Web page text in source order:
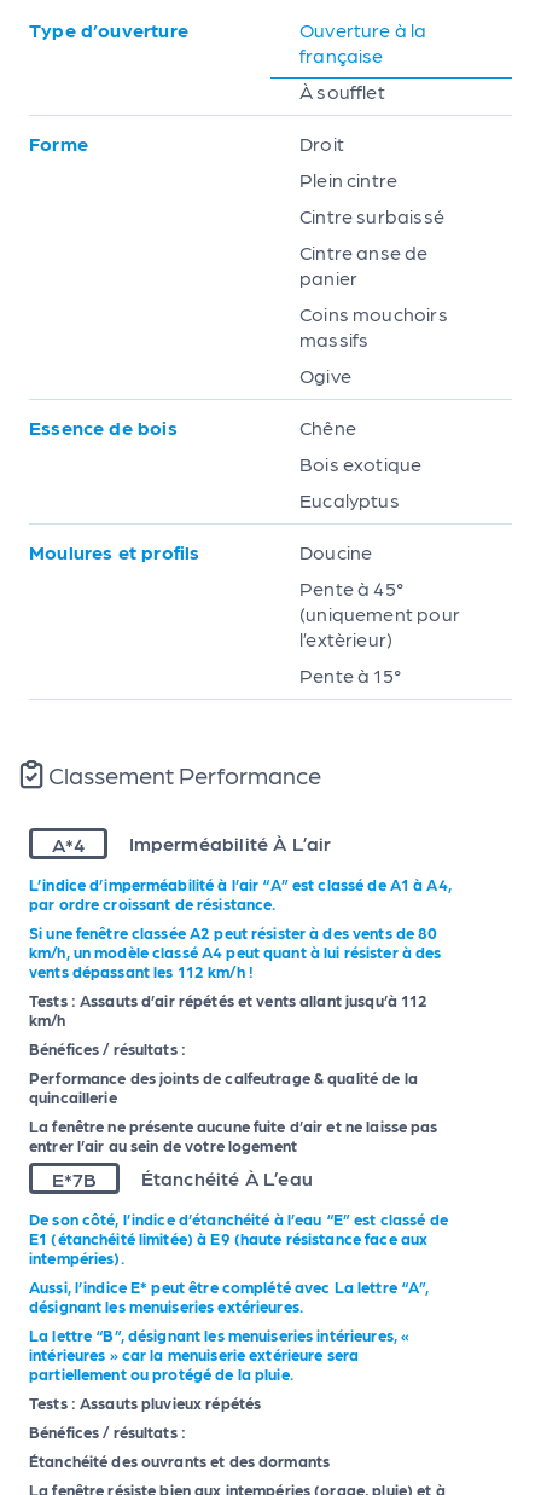
Type d’ouverture
Ouverture à la
française
À soufflet
Forme
Droit
Plein cintre
Cintre surbaissé
Cintre anse de
panier
Coins mouchoirs
massifs
Ogive
Essence de bois
Chêne
Bois exotique
Eucalyptus
Moulures et profils
Doucine
Pente à 45°
(uniquement pour
l’extèrieur)
Pente à 15°
Classement Performance
A*4 Imperméabilité À L’air
L’indice d’imperméabilité à l’air “A” est classé de A1 à A4,
par ordre croissant de résistance.
Si une fenêtre classée A2 peut résister à des vents de 80
km/h, un modèle classé A4 peut quant à lui résister à des
vents dépassant les 112 km/h !
Tests : Assauts d’air répétés et vents allant jusqu’à 112
km/h
Bénéfices / résultats :
Performance des joints de calfeutrage & qualité de la
quincaillerie
La fenêtre ne présente aucune fuite d’air et ne laisse pas
entrer l’air au sein de votre logement
E*7B Étanchéité À L’eau
De son côté, l’indice d’étanchéité à l’eau “E” est classé de
E1 (étanchéité limitée) à E9 (haute résistance face aux
intempéries).
Aussi, l’indice E* peut être complété avec La lettre “A”,
désignant les menuiseries extérieures.
La lettre “B”, désignant les menuiseries intérieures, «
intérieures » car la menuiserie extérieure sera
partiellement ou protégé de la pluie.
Tests : Assauts pluvieux répétés
Bénéfices / résultats :
Étanchéité des ouvrants et des dormants
La fenêtre résiste bien aux intempéries (orage, pluie) et à